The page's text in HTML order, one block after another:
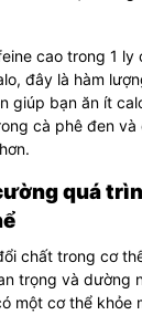
cao trong 1
đây là hàm
giúp bạn ăn ít
cà phê đen
quá
chất trong cơ
trọng và dường
một cơ thể khỏe